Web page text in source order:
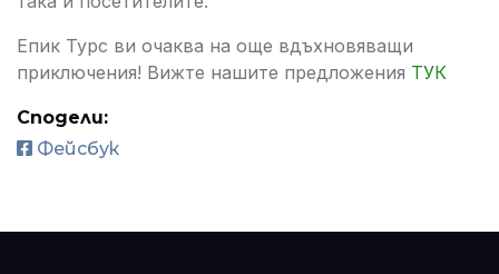
Епик Турс ви очаква на още вдъхновяващи
приключения! Вижте нашите предложения ТУК
Сподели:
Фейсбук